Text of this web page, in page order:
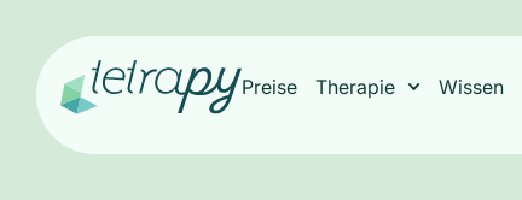
Preise Therapie Wissen